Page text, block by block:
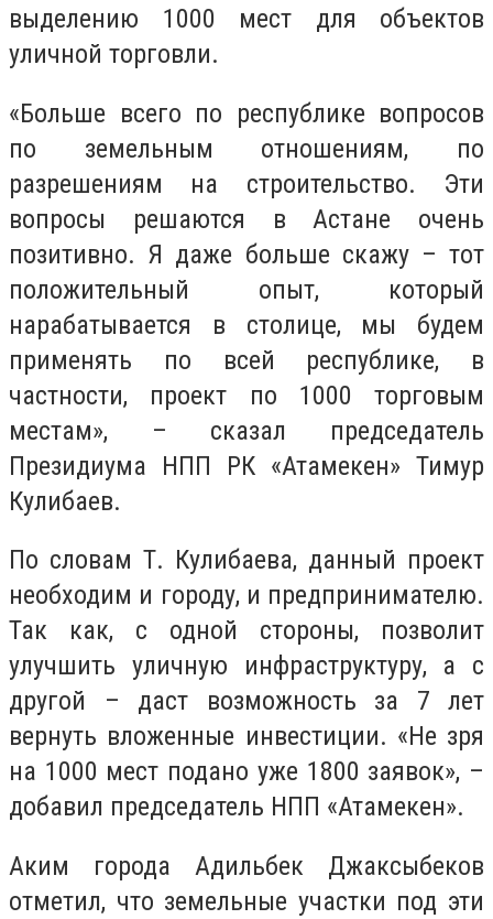
выделению 1000 мест для объектов
уличной торговли.
«Больше всего по республике вопросов
по земельным отношениям, по
разрешениям на строительство. Эти
вопросы решаются в Астане очень
позитивно. Я даже больше скажу – тот
положительный опыт, который
нарабатывается в столице, мы будем
применять по всей республике, в
частности, проект по 1000 торговым
местам», – сказал председатель
Президиума НПП РК «Атамекен» Тимур
Кулибаев.
По словам Т. Кулибаева, данный проект
необходим и городу, и предпринимателю.
Так как, с одной стороны, позволит
улучшить уличную инфраструктуру, а с
другой – даст возможность за 7 лет
вернуть вложенные инвестиции. «Не зря
на 1000 мест подано уже 1800 заявок», –
добавил председатель НПП «Атамекен».
Аким города Адильбек Джаксыбеков
отметил, что земельные участки под эти